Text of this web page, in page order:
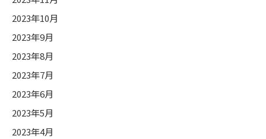
2023年10月
2023年9月
2023年8月
2023年7月
2023年6月
2023年5月
2023年4月